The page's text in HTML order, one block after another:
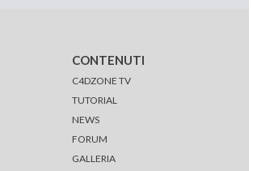
CONTENUTI
C4DZONE TV
TUTORIAL
NEWS
FORUM
GALLERIA